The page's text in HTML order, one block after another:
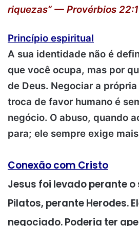
riquezas” — Provérbios 22:1
Princípio espiritual
A sua identidade não é
que você ocupa, mas por
de Deus. Negociar a
troca de favor humano é
negócio. O abuso, quando
para; ele sempre exige
Conexão com Cristo
Jesus foi levado perante
Pilatos, perante Herodes.
negociado. Poderia ter